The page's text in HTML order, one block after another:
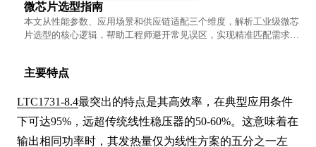
微芯片选型指南
本文从性能参数、应用场景和供应链适配三个维度，解析工业级微芯
片选型的核心逻辑，帮助工程师避开常见误区，实现精准匹配需求的
主要特点
LTC1731-8.4最突出的特点是其高效率，在典型应用条件
下可达95%，远超传统线性稳压器的50-60%。这意味着在
输出相同功率时，其发热量仅为线性方案的五分之一左